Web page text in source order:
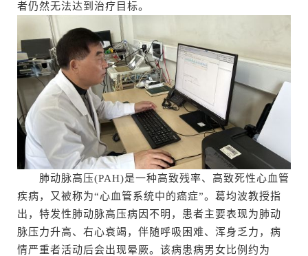
者仍然无法达到治疗目标。
肺动脉高压(PAH)是一种高致残率、高致死性心血管
疾病，又被称为“心血管系统中的癌症”。葛均波教授指
出，特发性肺动脉高压病因不明，患者主要表现为肺动
脉压力升高、右心衰竭，伴随呼吸困难、浑身乏力，病
情严重者活动后会出现晕厥。该病患病男女比例约为